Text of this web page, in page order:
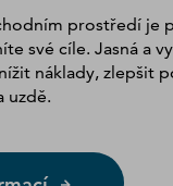
prostředí je
své cíle. Jasná a
náklady, zlepšit
uzdě.